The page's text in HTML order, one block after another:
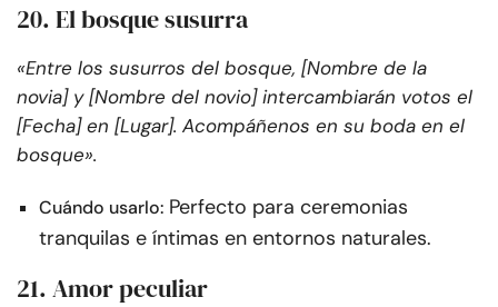
20. El bosque susurra
«Entre los susurros del bosque, [Nombre de la
novia] y [Nombre del novio] intercambiarán votos el
[Fecha] en [Lugar]. Acompáñenos en su boda en el
bosque».
Cuándo usarlo: Perfecto para ceremonias
tranquilas e íntimas en entornos naturales.
21. Amor peculiar